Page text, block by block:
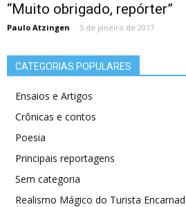
“Muito obrigado, repórter”
Paulo Atzingen - 5 de janeiro de 2017
CATEGORIAS POPULARES
Ensaios e Artigos
Crônicas e contos
Poesia
Principais reportagens
Sem categoria
Realismo Mágico do Turista